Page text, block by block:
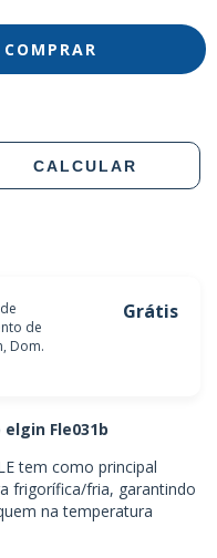
CALCULAR
de
Dom.
Grátis
Fle031b
tem como principal
frigorífica/fria, garantindo
na temperatura